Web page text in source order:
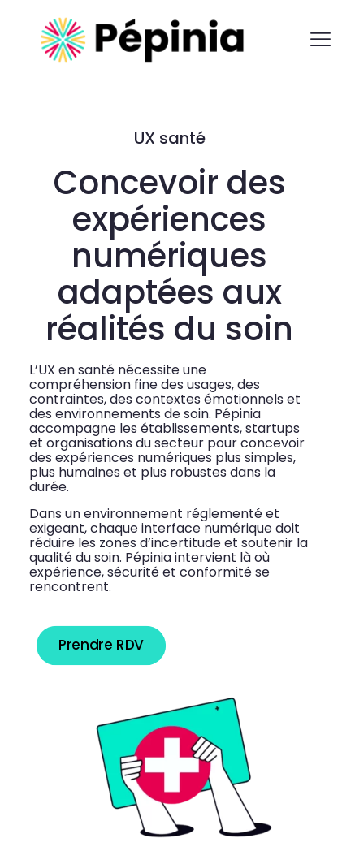
UX santé
Concevoir des
expériences
numériques
adaptées aux
réalités du soin
L’UX en santé nécessite une
compréhension fine des usages, des
contraintes, des contextes émotionnels et
des environnements de soin. Pépinia
accompagne les établissements, startups
et organisations du secteur pour concevoir
des expériences numériques plus simples,
plus humaines et plus robustes dans la
durée.
Dans un environnement réglementé et
exigeant, chaque interface numérique doit
réduire les zones d’incertitude et soutenir la
qualité du soin. Pépinia intervient là où
expérience, sécurité et conformité se
rencontrent.
Prendre RDV